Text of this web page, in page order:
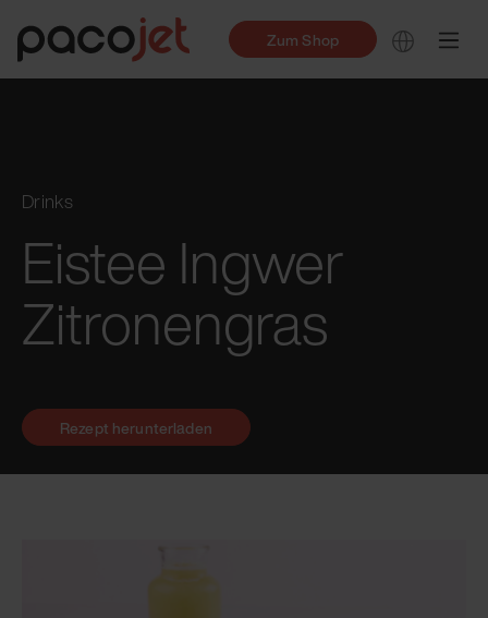
Zum Shop
Drinks
Eistee Ingwer
Zitronengras
Rezept herunterladen